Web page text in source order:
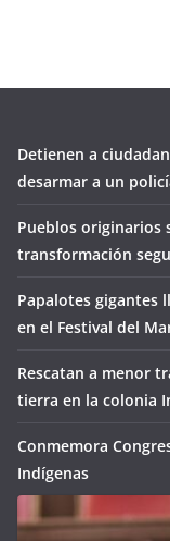
Detienen a
desarmar a un
Pueblos originarios
transformación
Papalotes gigantes
en el Festival del
Rescatan a menor
tierra en la colonia
Conmemora
Indígenas